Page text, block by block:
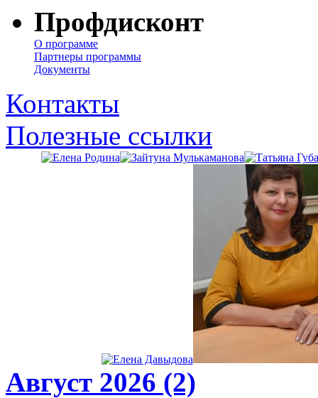
Профдисконт
О программе
Партнеры программы
Документы
Контакты
Полезные ссылки
Август 2026 (2)